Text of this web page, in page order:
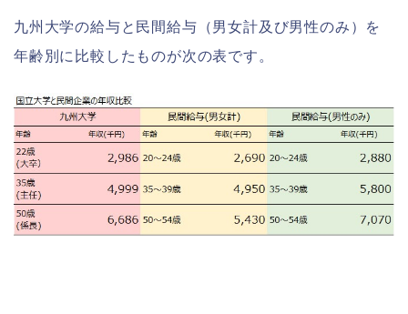
九州大学の給与と民間給与（男女計及び男性のみ）を
年齢別に比較したものが次の表です。